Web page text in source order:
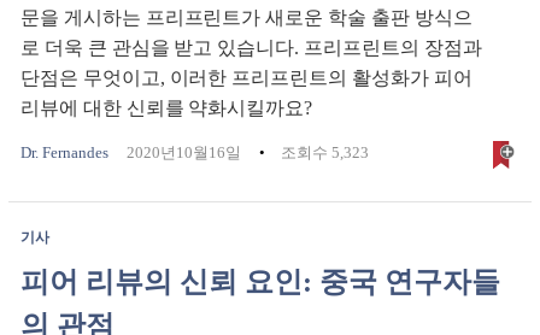
문을 게시하는 프리프린트가 새로운 학술 출판 방식으
로 더욱 큰 관심을 받고 있습니다. 프리프린트의 장점과
단점은 무엇이고, 이러한 프리프린트의 활성화가 피어
리뷰에 대한 신뢰를 약화시킬까요?
Dr. Fernandes 2020년10월16일 조회수 5,323
기사
피어 리뷰의 신뢰 요인: 중국 연구자들
의 관점